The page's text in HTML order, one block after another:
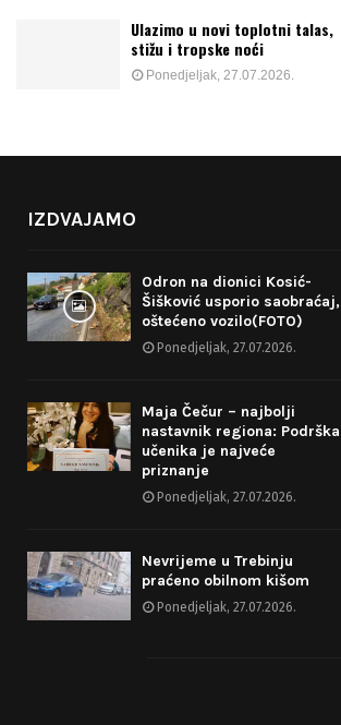
Ulazimo u novi toplotni talas,
stižu i tropske noći
Ponedjeljak, 27.07.2026.
IZDVAJAMO
Odron na dionici Kosić-
Šišković usporio saobraćaj,
oštećeno vozilo(FOTO)
Ponedjeljak, 27.07.2026.
Maja Čečur – najbolji
nastavnik regiona: Podrška
učenika je najveće
priznanje
Ponedjeljak, 27.07.2026.
Nevrijeme u Trebinju
praćeno obilnom kišom
Ponedjeljak, 27.07.2026.